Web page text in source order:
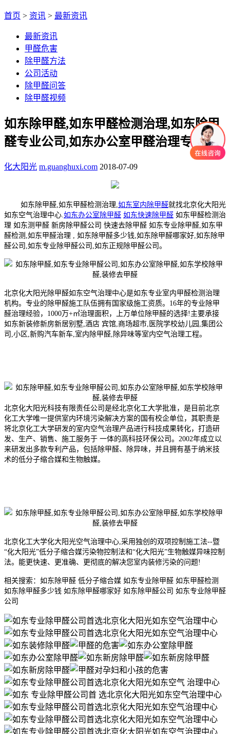
首页 > 资讯 > 最新资讯
最新资讯
甲醛危害
除甲醛方法
公司活动
除甲醛问答
除甲醛视频
如东除甲醛,如东甲醛检测治理,如东除甲
醛专业公司,如东办公室甲醛治理专家
化大阳光 m.guanghuxi.com 2018-07-09
如东除甲醛,如东甲醛检测治理, 如东室内除甲醛就找北京化大阳光
如东空气治理中心. 如东办公室除甲醛 如东快速除甲醛 如东甲醛检测治
理 如东测甲醛 新房除甲醛公司 快速去除甲醛 如东专业除甲醛,如东甲
醛检测,如东甲醛治理 , 如东除甲醛多少钱,如东除甲醛哪家好,如东除甲
醛公司,如东专业除甲醛公司,如东正规除甲醛公司。
北京化大阳光除甲醛如东空气治理中心是如东专业室内甲醛检测治理
机构。专业的除甲醛施工队伍拥有国家级施工资质。16年的专业除甲
醛治理经验，1000万+㎡治理面积，上万单位除甲醛的选择!主要承接
如东新装修新房新居别墅,酒店 宾馆,商场超市,医院学校幼儿园,集团公
司,小区,新购汽车新车,室内除甲醛,除异味等室内空气治理工程。
北京化大阳光科技有限责任公司是经北京化工大学批准，是目前北京
化工大学唯一提供室内环境污染解决方案的国有校企单位，其职责是
将北京化工大学研发的室内空气治理产品进行科技成果转化，打造研
发、生产、销售、施工服务于 一体的高科技环保公司。2002年成立以
来研发出多款专利产品，包括除甲醛、除异味，并且拥有基于纳米技
术的低分子缩合媒和生物触媒。
北京化工大学化大阳光空气治理中心,采用独创的双项控制施工法--暨
“化大阳光”低分子缩合媒污染物控制法和“化大阳光”生物触媒异味控制
法。能更快速、更准确、更彻底的解决您室内装修污染的问题!
相关搜索：如东除甲醛 低分子缩合媒 如东专业除甲醛 如东甲醛检测
如东除甲醛多少钱 如东除甲醛哪家好 如东除甲醛公司 如东专业除甲醛
公司